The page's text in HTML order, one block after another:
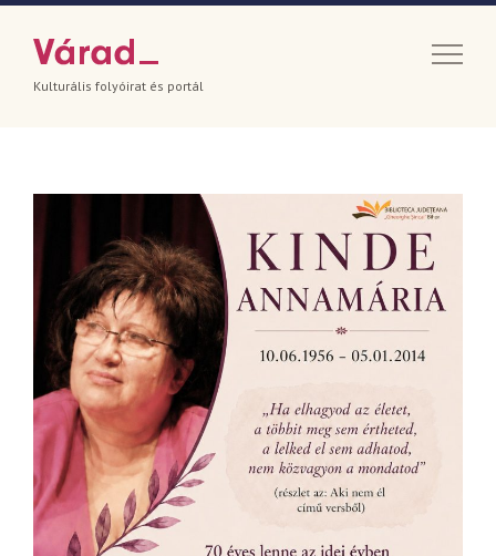
Kulturális folyóirat és portál